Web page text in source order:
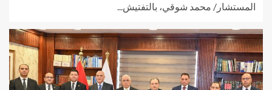
المستشار/ محمد شوقي، بالتفتيش...